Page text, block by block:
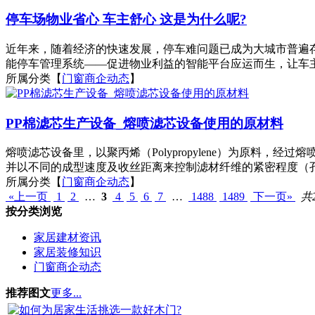
停车场物业省心 车主舒心 这是为什么呢?
近年来，随着经济的快速发展，停车难问题已成为大城市普
能停车管理系统——促进物业利益的智能平台应运而生，让
所属分类【 门窗商企动态】
PP棉滤芯生产设备_熔喷滤芯设备使用的原材料
熔喷滤芯设备里，以聚丙烯（Polypropylene）为原料，经过
并以不同的成型速度及收丝距离来控制滤材纤维的紧密程度
所属分类【 门窗商企动态】
«上一页
1 2 … 3 4 5 6 7 … 1488 1489 下一页»
共
按分类浏览
家居建材资讯
家居装修知识
门窗商企动态
推荐图文更多...